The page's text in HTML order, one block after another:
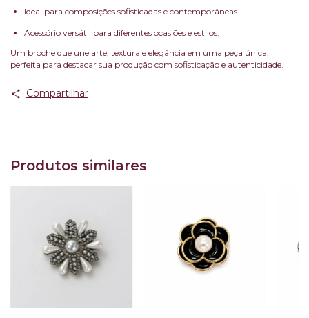
Ideal para composições sofisticadas e contemporâneas.
Acessório versátil para diferentes ocasiões e estilos.
Um broche que une arte, textura e elegância em uma peça única,
perfeita para destacar sua produção com sofisticação e autenticidade.
Compartilhar
Produtos similares